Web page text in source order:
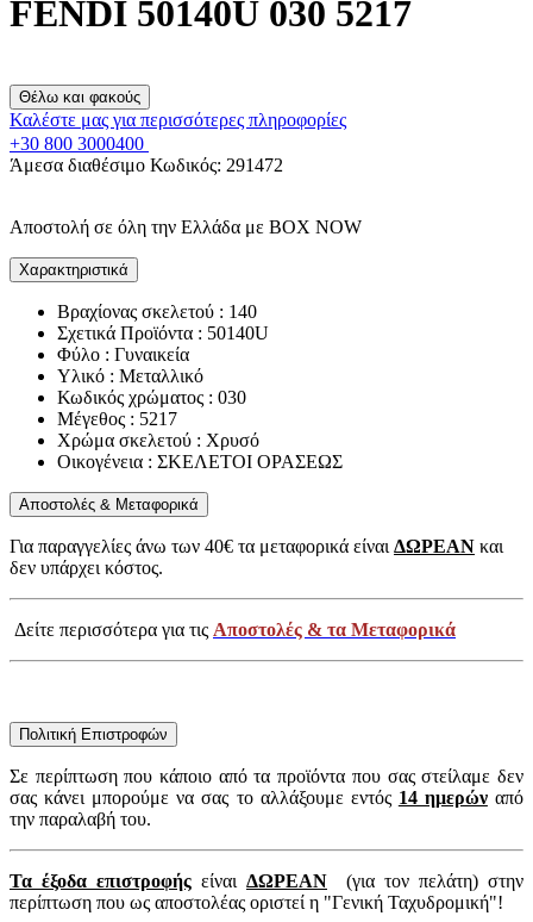
FENDI 50140U 030 5217
Θέλω και φακούς
Καλέστε μας για περισσότερες πληροφορίες
+30 800 3000400
Άμεσα διαθέσιμο Κωδικός: 291472
Αποστολή σε όλη την Ελλάδα με BOX NOW
Χαρακτηριστικά
Βραχίονας σκελετού : 140
Σχετικά Προϊόντα : 50140U
Φύλο : Γυναικεία
Υλικό : Μεταλλικό
Κωδικός χρώματος : 030
Μέγεθος : 5217
Χρώμα σκελετού : Χρυσό
Οικογένεια : ΣΚΕΛΕΤΟΙ ΟΡΑΣΕΩΣ
Αποστολές & Μεταφορικά
Για παραγγελίες άνω των 40€ τα μεταφορικά είναιΔΩΡΕΑΝ και
δεν υπάρχει κόστος.
Δείτε περισσότερα για τις Αποστολές & τα Μεταφορικά
Πολιτική Επιστροφών
Σε περίπτωση που κάποιο από τα προϊόντα που σας στείλαμε δεν
σας κάνει μπορούμε να σας το αλλάξουμε εντός 14 ημερώναπό
την παραλαβή του.
Τα έξοδα επιστροφής είναι ΔΩΡΕΑΝ (για τον πελάτη) στην
περίπτωση που ως αποστολέας οριστεί η "Γενική Ταχυδρομική"!